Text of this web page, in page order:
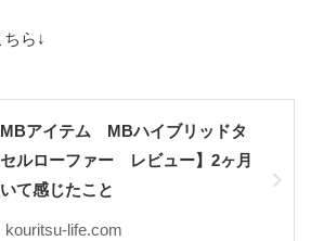
ら↓
MBアイテム MBハイブリッドタ
ルローファー レビュー】2ヶ月
て感じたこと
kouritsu-life.com